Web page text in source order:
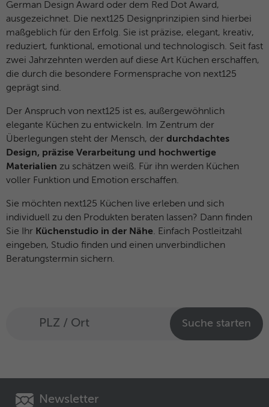
German Design Award oder dem Red Dot Award,
ausgezeichnet. Die next125 Designprinzipien sind hierbei
maßgeblich für den Erfolg. Sie ist präzise, elegant, kreativ,
reduziert, funktional, emotional und technologisch. Seit fast
zwei Jahrzehnten werden auf diese Art Küchen erschaffen,
die durch die besondere Formensprache von next125
geprägt sind.
Der Anspruch von next125 ist es, außergewöhnlich
elegante Küchen zu entwickeln. Im Zentrum der
Überlegungen steht der Mensch, der durchdachtes
Design, präzise Verarbeitung und hochwertige
Materialien zu schätzen weiß. Für ihn werden Küchen
voller Funktion und Emotion erschaffen.
Sie möchten next125 Küchen live erleben und sich
individuell zu den Produkten beraten lassen? Dann finden
Sie Ihr Küchenstudio in der Nähe. Einfach Postleitzahl
eingeben, Studio finden und einen unverbindlichen
Beratungstermin sichern.
Suche starten
Newsletter